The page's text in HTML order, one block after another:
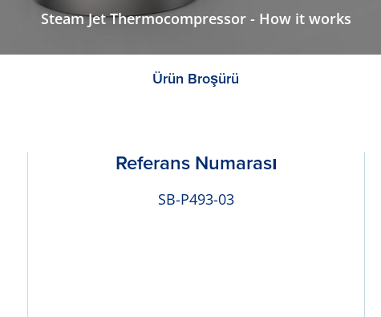
Steam Jet Thermocompressor - How it works
Ürün Broşürü
Referans Numarası
SB-P493-03